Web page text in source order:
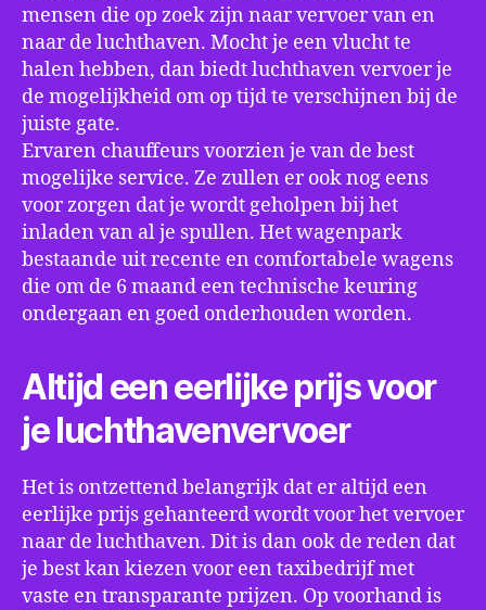
mensen die op zoek zijn naar vervoer van en
naar de luchthaven. Mocht je een vlucht te
halen hebben, dan biedt luchthaven vervoer je
de mogelijkheid om op tijd te verschijnen bij de
juiste gate.
Ervaren chauffeurs voorzien je van de best
mogelijke service. Ze zullen er ook nog eens
voor zorgen dat je wordt geholpen bij het
inladen van al je spullen. Het wagenpark
bestaande uit recente en comfortabele wagens
die om de 6 maand een technische keuring
ondergaan en goed onderhouden worden.
Altijd een eerlijke prijs voor
je luchthavenvervoer
Het is ontzettend belangrijk dat er altijd een
eerlijke prijs gehanteerd wordt voor het vervoer
naar de luchthaven. Dit is dan ook de reden dat
je best kan kiezen voor een taxibedrijf met
vaste en transparante prijzen. Op voorhand is